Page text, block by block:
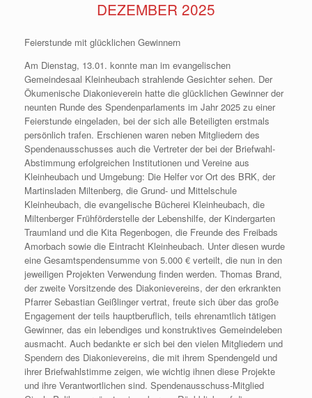
DEZEMBER 2025
Feierstunde mit glücklichen Gewinnern
Am Dienstag, 13.01. konnte man im evangelischen
Gemeindesaal Kleinheubach strahlende Gesichter sehen. Der
Ökumenische Diakonieverein hatte die glücklichen Gewinner der
neunten Runde des Spendenparlaments im Jahr 2025 zu einer
Feierstunde eingeladen, bei der sich alle Beteiligten erstmals
persönlich trafen. Erschienen waren neben Mitgliedern des
Spendenausschusses auch die Vertreter der bei der Briefwahl-
Abstimmung erfolgreichen Institutionen und Vereine aus
Kleinheubach und Umgebung: Die Helfer vor Ort des BRK, der
Martinsladen Miltenberg, die Grund- und Mittelschule
Kleinheubach, die evangelische Bücherei Kleinheubach, die
Miltenberger Frühförderstelle der Lebenshilfe, der Kindergarten
Traumland und die Kita Regenbogen, die Freunde des Freibads
Amorbach sowie die Eintracht Kleinheubach. Unter diesen wurde
eine Gesamtspendensumme von 5.000 € verteilt, die nun in den
jeweiligen Projekten Verwendung finden werden. Thomas Brand,
der zweite Vorsitzende des Diakonievereins, der den erkrankten
Pfarrer Sebastian Geißlinger vertrat, freute sich über das große
Engagement der teils hauptberuflich, teils ehrenamtlich tätigen
Gewinner, das ein lebendiges und konstruktives Gemeindeleben
ausmacht. Auch bedankte er sich bei den vielen Mitgliedern und
Spendern des Diakonievereins, die mit ihrem Spendengeld und
ihrer Briefwahlstimme zeigen, wie wichtig ihnen diese Projekte
und ihre Verantwortlichen sind. Spendenausschuss-Mitglied